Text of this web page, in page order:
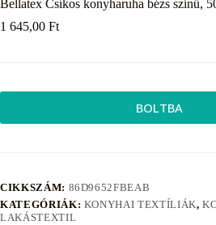
Bellatex Csíkos konyharuha bézs színű,
1 645,00 Ft
BOLTBA
CIKKSZÁM: 86D9652FBEAB
KATEGÓRIÁK: KONYHAI TEXTÍLIÁK,
LAKÁSTEXTIL